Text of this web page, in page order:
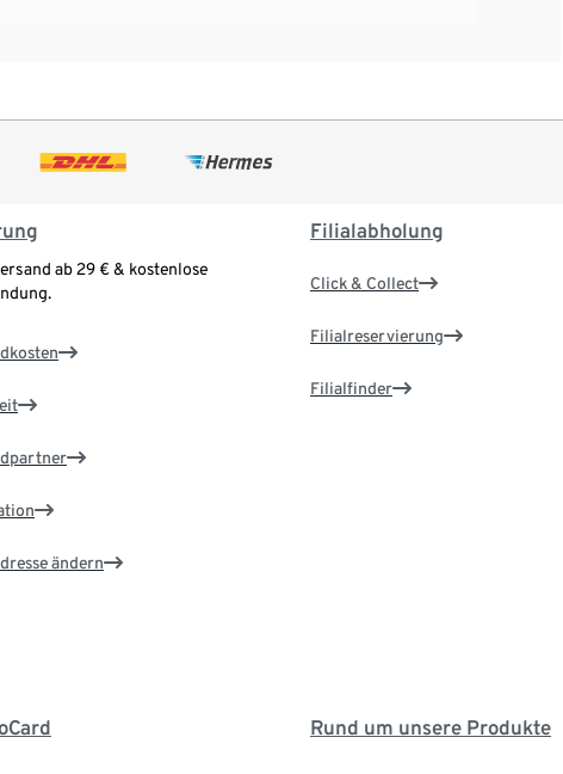
ab 29 € & kostenlose
ändern
Filialabholung
Click & Collect
Filialreservierung
Filialfinder
Rund um unsere Produkte